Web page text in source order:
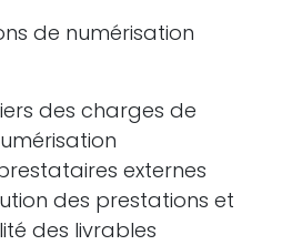
de numérisation
des charges de
externes
des prestations et
des livrables